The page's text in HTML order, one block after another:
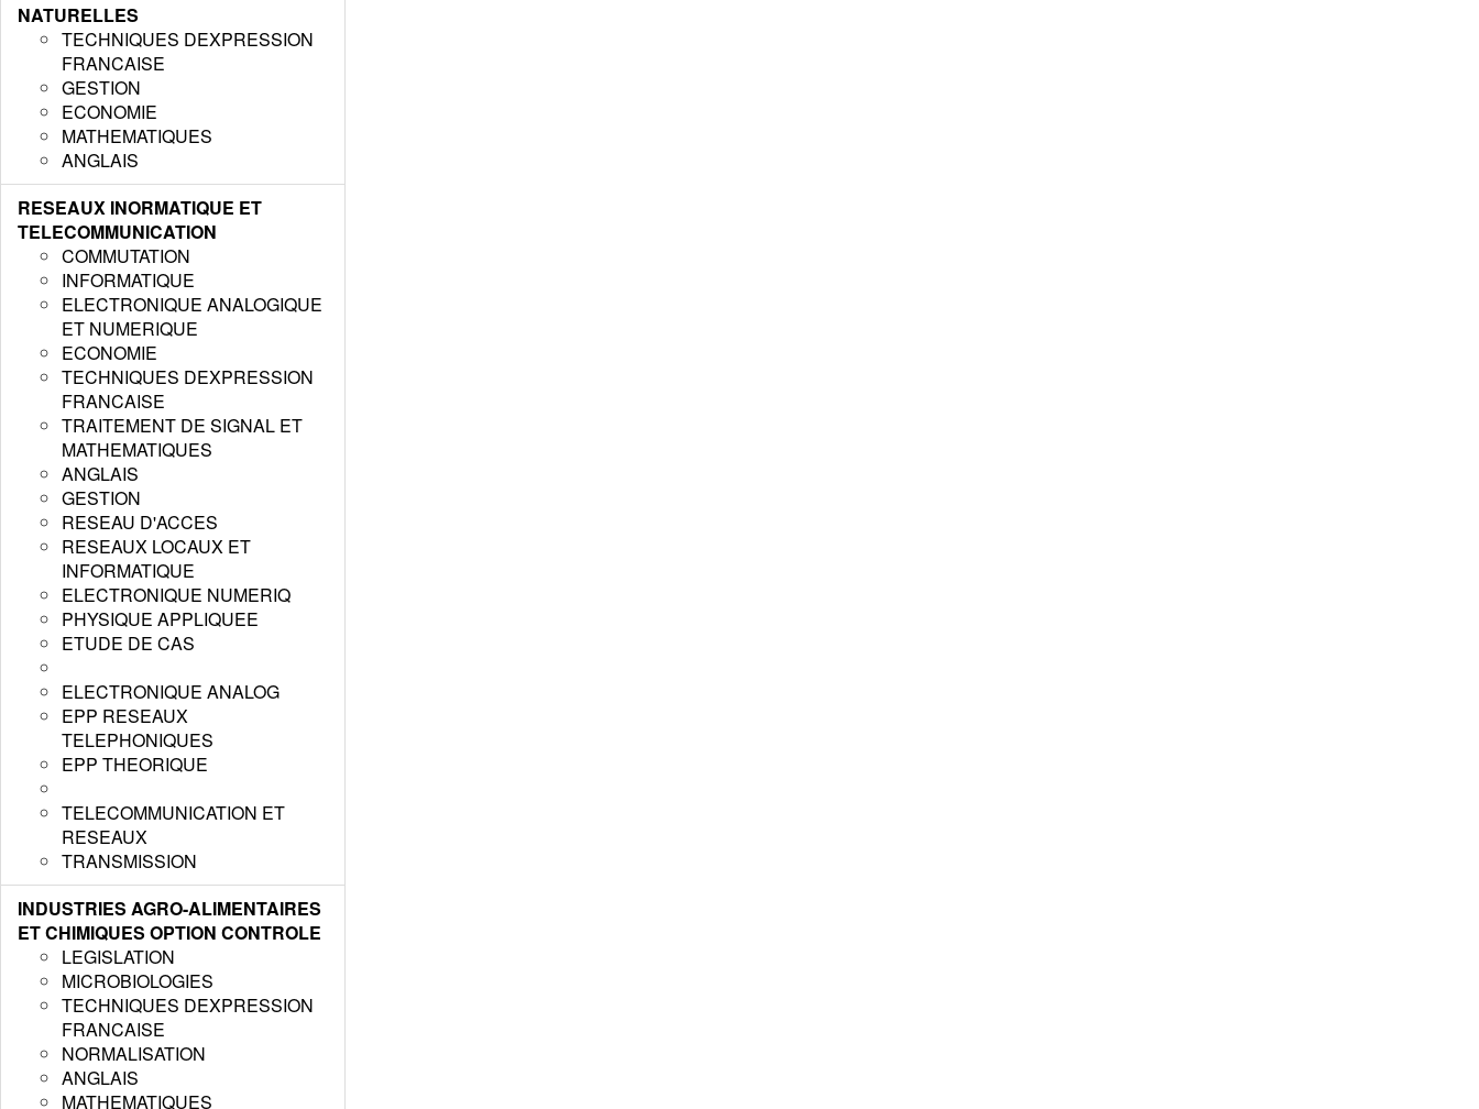
NATURELLES
TECHNIQUES DEXPRESSION
FRANCAISE
GESTION
ECONOMIE
MATHEMATIQUES
ANGLAIS
RESEAUX INORMATIQUE ET
TELECOMMUNICATION
COMMUTATION
INFORMATIQUE
ELECTRONIQUE ANALOGIQUE
ET NUMERIQUE
ECONOMIE
TECHNIQUES DEXPRESSION
FRANCAISE
TRAITEMENT DE SIGNAL ET
MATHEMATIQUES
ANGLAIS
GESTION
RESEAU D'ACCES
RESEAUX LOCAUX ET
INFORMATIQUE
ELECTRONIQUE NUMERIQ
PHYSIQUE APPLIQUEE
ETUDE DE CAS
ELECTRONIQUE ANALOG
EPP RESEAUX
TELEPHONIQUES
EPP THEORIQUE
TELECOMMUNICATION ET
RESEAUX
TRANSMISSION
INDUSTRIES AGRO-ALIMENTAIRES
ET CHIMIQUES OPTION CONTROLE
LEGISLATION
MICROBIOLOGIES
TECHNIQUES DEXPRESSION
FRANCAISE
NORMALISATION
ANGLAIS
MATHEMATIQUES